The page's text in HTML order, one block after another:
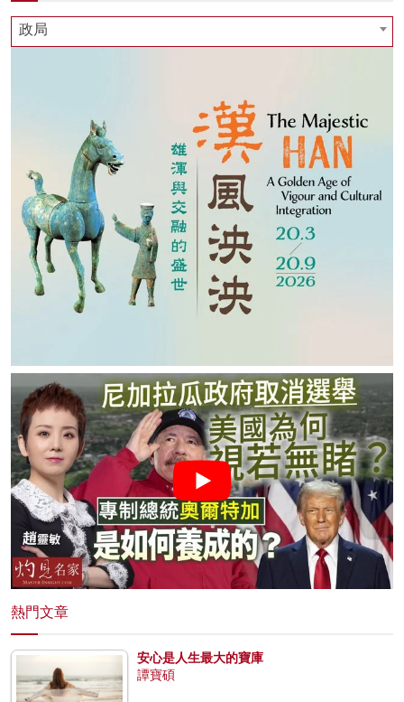
政局
熱門文章
安心是人生最大的寶庫
譚寶碩